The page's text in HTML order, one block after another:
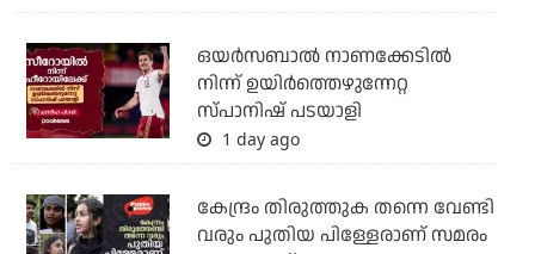
ഒയര്‍സബാൽ നാണക്കേടിൽ
നിന്ന് ഉയിർത്തെഴുന്നേറ്റ
സ്പാനിഷ് പടയാളി
1 day ago
കേന്ദ്രം തിരുത്തുക തന്നെ വേണ്ടി
വരും പുതിയ പിള്ളേരാണ് സമരം